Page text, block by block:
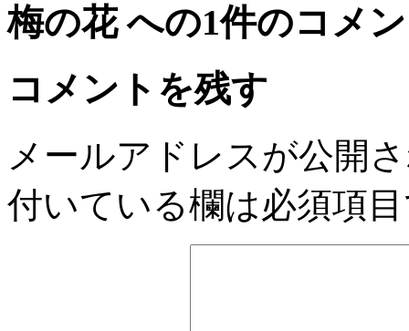
梅の花 への1件のコメ
コメントを残す
メールアドレスが公開
付いている欄は必須項